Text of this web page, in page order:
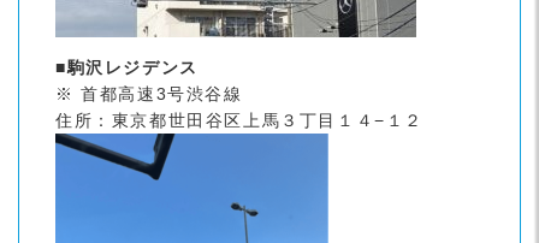
■駒沢レジデンス
※ 首都高速3号渋谷線
住所：東京都世田谷区上馬３丁目１４−１２